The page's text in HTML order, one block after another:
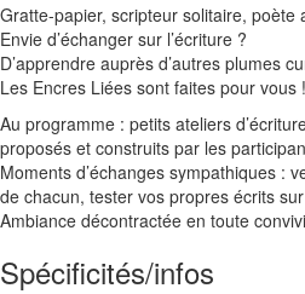
Gratte-papier, scripteur solitaire,
Envie d’échanger sur l’écriture ?
D’apprendre auprès d’autres plumes
Les Encres Liées sont faites pour vous !
Au programme : petits ateliers
proposés et construits par les
Moments d’échanges sympathiques :
de chacun, tester vos propres écrits
Ambiance décontractée en toute
Spécificités/infos